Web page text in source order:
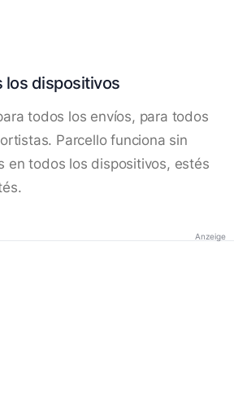
los dispositivos
todos los envíos, para todos
Parcello funciona sin
en todos los dispositivos, estés
Anzeige